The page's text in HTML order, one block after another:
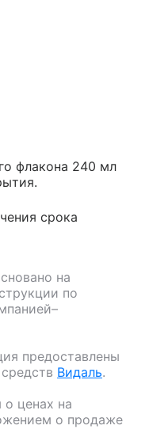
флакона 240 мл
срока
на
по
предоставлены
Видаль.
ценах на
о продаже